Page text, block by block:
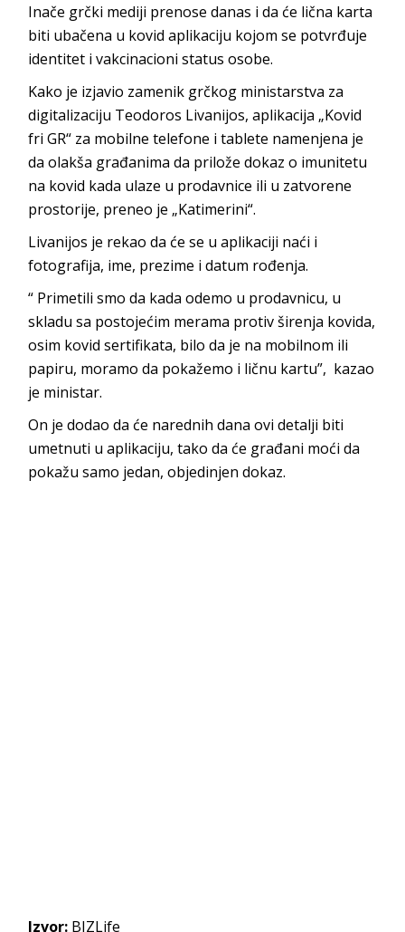
Inače grčki mediji prenose danas i da će lična karta
biti ubačena u kovid aplikaciju kojom se potvrđuje
identitet i vakcinacioni status osobe.
Kako je izjavio zamenik grčkog ministarstva za
digitalizaciju Teodoros Livanijos, aplikacija „Kovid
fri GR“ za mobilne telefone i tablete namenjena je
da olakša građanima da prilože dokaz o imunitetu
na kovid kada ulaze u prodavnice ili u zatvorene
prostorije, preneo je „Katimerini“.
Livanijos je rekao da će se u aplikaciji naći i
fotografija, ime, prezime i datum rođenja.
“ Primetili smo da kada odemo u prodavnicu, u
skladu sa postojećim merama protiv širenja kovida,
osim kovid sertifikata, bilo da je na mobilnom ili
papiru, moramo da pokažemo i ličnu kartu”, kazao
je ministar.
On je dodao da će narednih dana ovi detalji biti
umetnuti u aplikaciju, tako da će građani moći da
pokažu samo jedan, objedinjen dokaz.
Izvor: BIZLife